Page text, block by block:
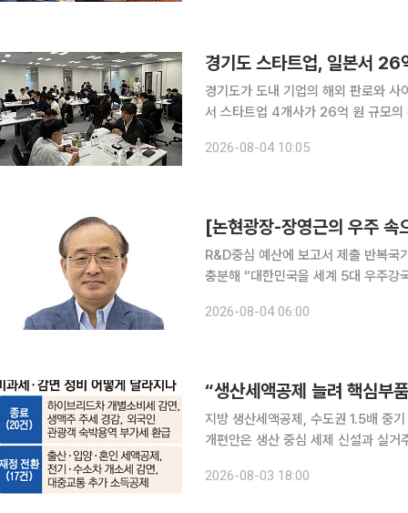
경기도 스타트업, 일본서
경기도가 도내 기업의 해외 판로와
서 스타트업 4개사가 26억 원 규모의
은 7월 29일부터 31일까지 일본 도
2026-08-04 10:05
[논현광장-장영근의 우주 속
R&D중심 예산에 보고서 제출 반복국
충분해 “대한민국을 세계 5대 우주강국으로 만들겠습니다.” 지난 20여 년 동안 정부가 가장 많이
육성을 약속했다. 지난 달 초 이재명
2026-08-04 06:00
지방 생산세액공제, 수도권 1.5배 중기 취업자 세감면
개편안은 생산 중심 세제 신설과 실
주 여부와 주택가격에 따라 세 부담이
2026-08-03 18:00